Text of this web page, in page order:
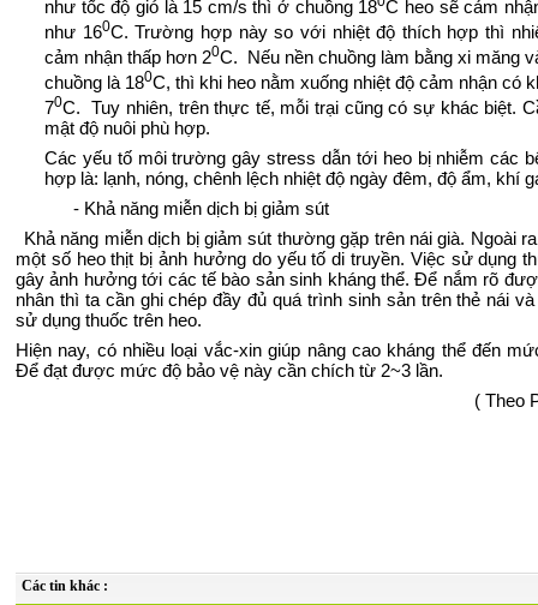
như tốc độ gió là 15 cm/s thì ở chuồng 18 C heo sẽ cảm
như 160C. Trường hợp này so với nhiệt độ thích hợp thì
cảm nhận thấp hơn 20C. Nếu nền chuồng làm bằng xi măng
chuồng là 180C, thì khi heo nằm xuống nhiệt độ cảm nhận có
70C. Tuy nhiên, trên thực tế, mỗi trại cũng có sự khác biệt.
mật độ nuôi phù hợp.
Các yếu tố môi trường gây stress dẫn tới heo bị nhiễm các
hợp là: lạnh, nóng, chênh lệch nhiệt độ ngày đêm, độ ẩm, khí
- Khả năng miễn dịch bị giảm sút
Khả năng miễn dịch bị giảm sút thường gặp trên nái già. Ngoài
một số heo thịt bị ảnh hưởng do yếu tố di truyền. Việc sử dụng
gây ảnh hưởng tới các tế bào sản sinh kháng thể. Để nắm rõ
nhân thì ta cần ghi chép đầy đủ quá trình sinh sản trên thẻ nái
sử dụng thuốc trên heo.
Hiện nay, có nhiều loại vắc-xin giúp nâng cao kháng thể đến
Để đạt được mức độ bảo vệ này cần chích từ 2~3 lần.
( Theo
Các tin khác :